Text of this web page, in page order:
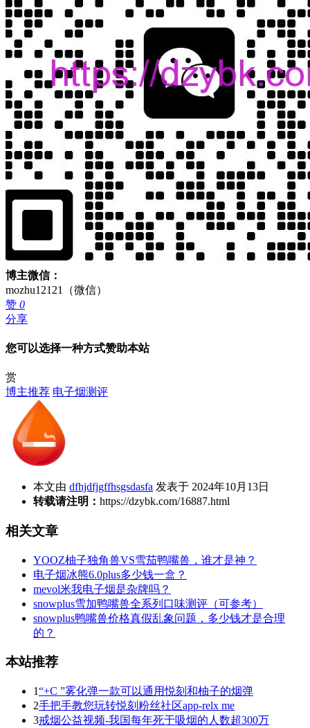
博主微信：
mozhu12121（微信）
赞 0
分享
您可以选择一种方式赞助本站
赏
博主推荐 电子烟测评
本文由 dfhjdfjgffhsgsdasfa 发表于 2024年10月13日
转载请注明： https://dzybk.com/16887.html
相关文章
YOOZ柚子独角兽VS雪茄鸭嘴兽，谁才是神？
电子烟冰熊6.0plus多少钱一盒？
mevol米我电子烟是杂牌吗？
snowplus雪加鸭嘴兽全系列口味测评（可参考）
snowplus鸭嘴兽价格真假乱象问题，多少钱才是合理
的？
本站推荐
1“+C ”雾化弹一款可以通用悦刻和柚子的烟弹
2手把手教您玩转悦刻粉丝社区app-relx me
3戒烟公益视频-我国每年死于吸烟的人数超300万